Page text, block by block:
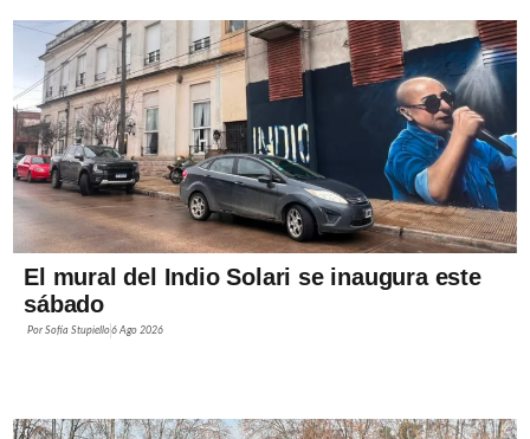
El mural del Indio Solari se inaugura este
sábado
PorSofía Stupiello6 Ago 2026